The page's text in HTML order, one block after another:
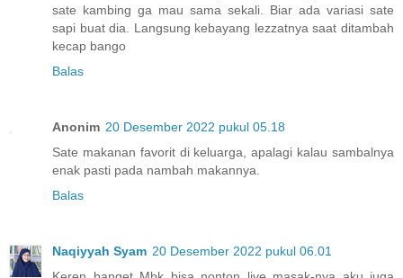
sate kambing ga mau sama sekali. Biar ada variasi sate
sapi buat dia. Langsung kebayang lezzatnya saat ditambah
kecap bango
Balas
Anonim 20 Desember 2022 pukul 05.18
Sate makanan favorit di keluarga, apalagi kalau sambalnya
enak pasti pada nambah makannya.
Balas
Naqiyyah Syam 20 Desember 2022 pukul 06.01